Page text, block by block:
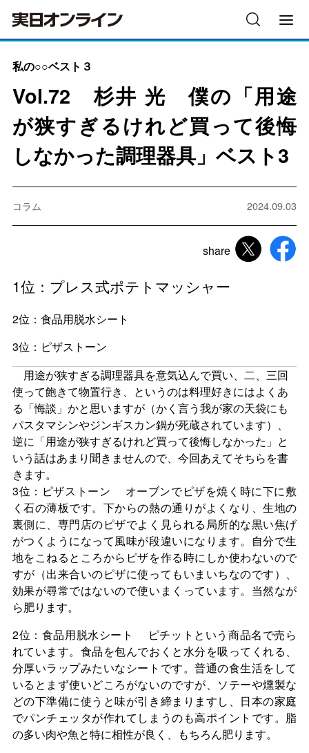
私の○○ベスト３
Vol.72 杉井 光 僕の「用途
が狭すぎるけれど買って後悔
しなかった調理器具」ベスト3
コラム 2024.09.03
share
1位：プレス式ポテトマッシャー
2位：食品用脱水シート
3位：ピザストーン
用途が狭すぎる調理器具を意気込んで買い、二、三回
使って飽きて物置行き、というのは料理好きにはよくあ
る「悔談」かと思いますが（かく言う我が家の天袋にも
パスタマシンやジンギスカン鍋が死蔵されています）、
逆に「用途が狭すぎるけれど買って後悔しなかった」と
いう話はあまり聞きませんので、今回あえてそちらを書
きます。
3位：ピザストーン オーブンでピザを焼く時に下に敷
く石の薄板です。下からの熱の通りがよくなり、生地の
裏側に、専門店のピザでよく見られる局所的な黒い焦げ
がつくようになって風味が段違いになります。自分で生
地をこねるところからピザを作る時にしか使わないので
すが（出来合いのピザに使ってもいまいちなのです）、
効果が尋常ではないので使いまくっています。当然なが
ら肥ります。
2位：食品用脱水シート ピチットという商品名で売ら
れています。食品を包んでおくと水分を吸ってくれる、
分厚いラップみたいなシートです。普通の食生活をして
いるとまず使いどころがないのですが、ソテーや燻製な
どの下準備に使うと味が引き締まりますし、日本の家庭
でパンチェッタが作れてしまうのも高ポイントです。脂
の多い肉や魚と特に相性が良く、もちろん肥ります。